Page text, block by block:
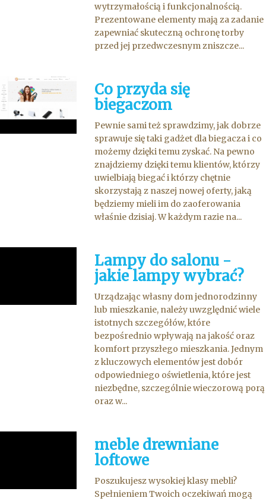
wytrzymałością i funkcjonalnością.
Prezentowane elementy mają za zadanie
zapewniać skuteczną ochronę torby
przed jej przedwczesnym zniszcze...
Co przyda się
biegaczom
Pewnie sami też sprawdzimy, jak dobrze
sprawuje się taki gadżet dla biegacza i co
możemy dzięki temu zyskać. Na pewno
znajdziemy dzięki temu klientów, którzy
uwielbiają biegać i którzy chętnie
skorzystają z naszej nowej oferty, jaką
będziemy mieli im do zaoferowania
właśnie dzisiaj. W każdym razie na...
Lampy do salonu -
jakie lampy wybrać?
Urządzając własny dom jednorodzinny
lub mieszkanie, należy uwzględnić wiele
istotnych szczegółów, które
bezpośrednio wpływają na jakość oraz
komfort przyszłego mieszkania. Jednym
z kluczowych elementów jest dobór
odpowiedniego oświetlenia, które jest
niezbędne, szczególnie wieczorową porą
oraz w...
meble drewniane
loftowe
Poszukujesz wysokiej klasy mebli?
Spełnieniem Twoich oczekiwań mogą